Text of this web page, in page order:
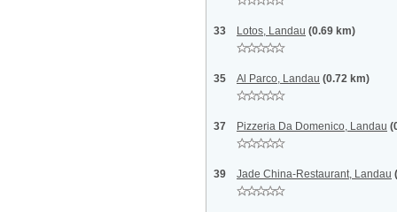
33 Lotos, Landau (0.69 km)
35 Al Parco, Landau (0.72 km)
37 Pizzeria Da Domenico, Landau
39 Jade China-Restaurant, Landau